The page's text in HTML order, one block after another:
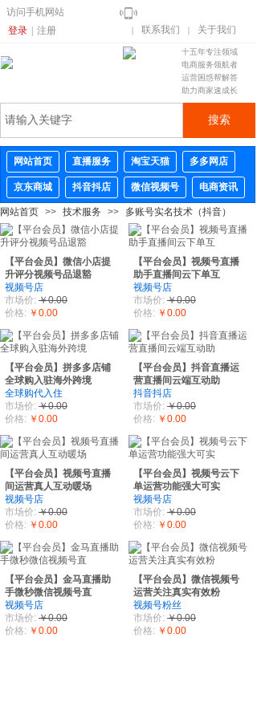
访问手机网站
登录
注册 联系我们 关于我们
十五年专注领域
电商服务领航者
运营困惑帮解答
助力商家速成长
搜索
网站首页 直播服务 淘宝天猫 多多网店
京东商城 抖音抖店 微信视频号 电商资讯
网站首页 >> 技术服务 >> 多账号实名技术（抖音）
【平台会员】微信小店提
升评分视频号品退豁
视频号店
市场价: ￥0.00
价格: ￥0.00
【平台会员】视频号直播
助手直播间云下单互
视频号店
市场价: ￥0.00
价格: ￥0.00
【平台会员】拼多多店铺
全球购入驻海外跨境
全球购代入住
市场价: ￥0.00
价格: ￥0.00
【平台会员】抖音直播运
营直播间云端互动助
抖音抖店
市场价: ￥0.00
价格: ￥0.00
【平台会员】视频号直播
间运营真人互动暖场
视频号店
市场价: ￥0.00
价格: ￥0.00
【平台会员】视频号云下
单运营功能强大可实
视频号店
市场价: ￥0.00
价格: ￥0.00
【平台会员】金马直播助
手微秒微信视频号直
视频号店
市场价: ￥0.00
价格: ￥0.00
【平台会员】微信视频号
运营关注真实有效粉
视频号粉丝
市场价: ￥0.00
价格: ￥0.00